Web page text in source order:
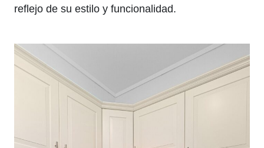
reflejo de su estilo y funcionalidad.